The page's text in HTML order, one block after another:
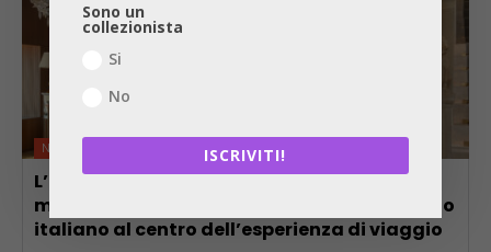
News
L’ospitalità del futuro? Quella degli hotel
mecenati Starhotels porta l’alto artigianato
italiano al centro dell’esperienza di viaggio
Sono un
collezionista
Si
No
ISCRIVITI!